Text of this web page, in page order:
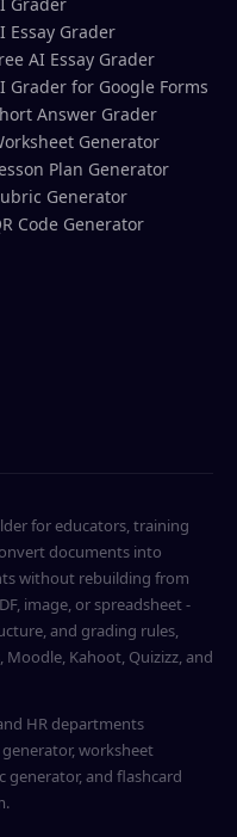
Essay Grader
AI Essay Grader
Grader for Google Forms
Answer Grader
Generator
Plan Generator
Generator
Code Generator
for educators, training
documents into
without rebuilding from
image, or spreadsheet -
and grading rules,
Kahoot, Quizizz, and
HR departments
worksheet
generator, and flashcard